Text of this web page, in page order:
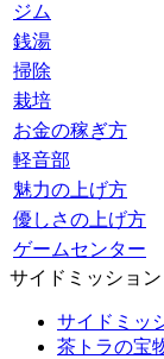
ジム
銭湯
掃除
栽培
お金の稼ぎ方
軽音部
魅力の上げ方
優しさの上げ方
ゲームセンター
サイドミッション
サイドミッ
茶トラの宝